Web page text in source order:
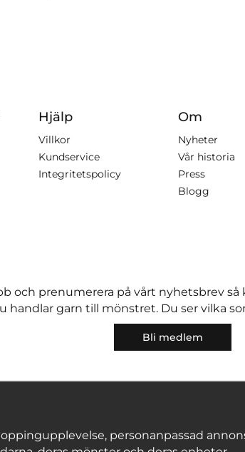
Hjälp
Villkor
Kundservice
Integritetspolicy
Om
Nyheter
Vår historia
Press
Blogg
och prenumerera på vårt nyhetsbrev
handlar garn till mönstret. Du ser vilka
Bli medlem
personanpassad